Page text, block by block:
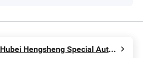
Hubei Hengsheng Special Automobile Co., Ltd